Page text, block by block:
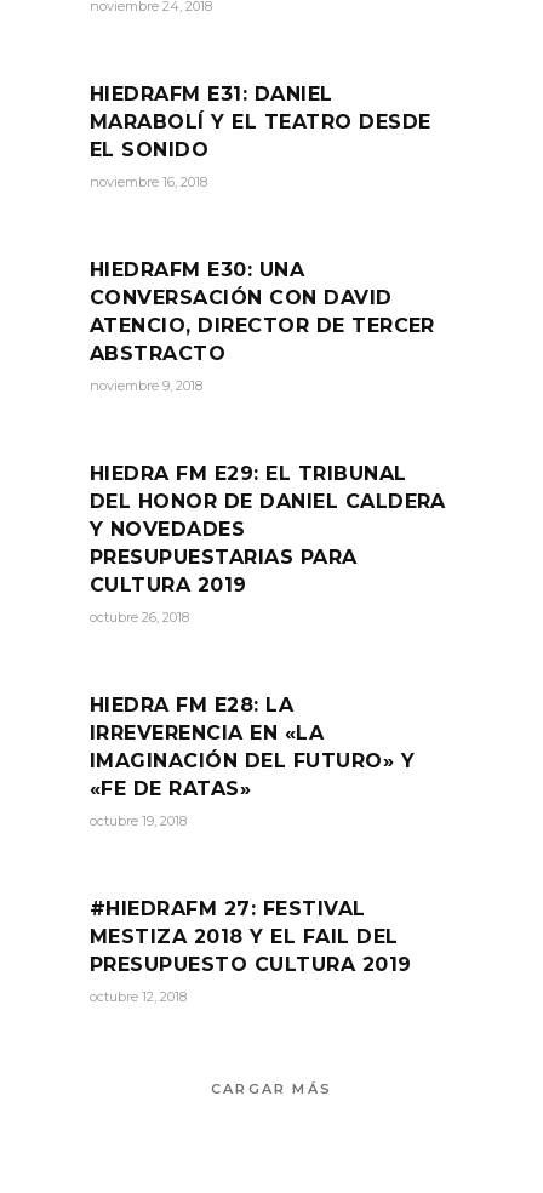
noviembre 24, 2018
HIEDRAFM E31: DANIEL
MARABOLÍ Y EL TEATRO DESDE
EL SONIDO
noviembre 16, 2018
HIEDRAFM E30: UNA
CONVERSACIÓN CON DAVID
ATENCIO, DIRECTOR DE TERCER
ABSTRACTO
noviembre 9, 2018
HIEDRA FM E29: EL TRIBUNAL
DEL HONOR DE DANIEL CALDERA
Y NOVEDADES
PRESUPUESTARIAS PARA
CULTURA 2019
octubre 26, 2018
HIEDRA FM E28: LA
IRREVERENCIA EN «LA
IMAGINACIÓN DEL FUTURO» Y
«FE DE RATAS»
octubre 19, 2018
#HIEDRAFM 27: FESTIVAL
MESTIZA 2018 Y EL FAIL DEL
PRESUPUESTO CULTURA 2019
octubre 12, 2018
CARGAR MÁS